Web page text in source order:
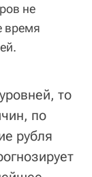
не
время
то
по
рубля